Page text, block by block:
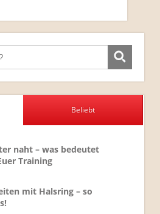
Beliebt
naht – was bedeutet
Training
mit Halsring – so